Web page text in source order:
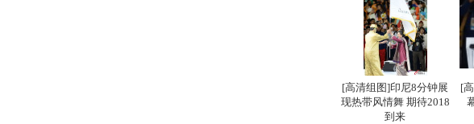
[高清组图]印尼8分钟展
现热带风情舞 期待2018
到来
[